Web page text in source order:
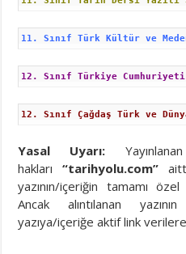
11. Sınıf Türk Kültür ve
12. Sınıf Türkiye
12. Sınıf Çağdaş Türk ve
Yasal Uyarı:
hakları“tarihyolu.com”
yazının/içeriğin tamamı
Ancak alıntılanan
yazıya/içeriğe aktif link